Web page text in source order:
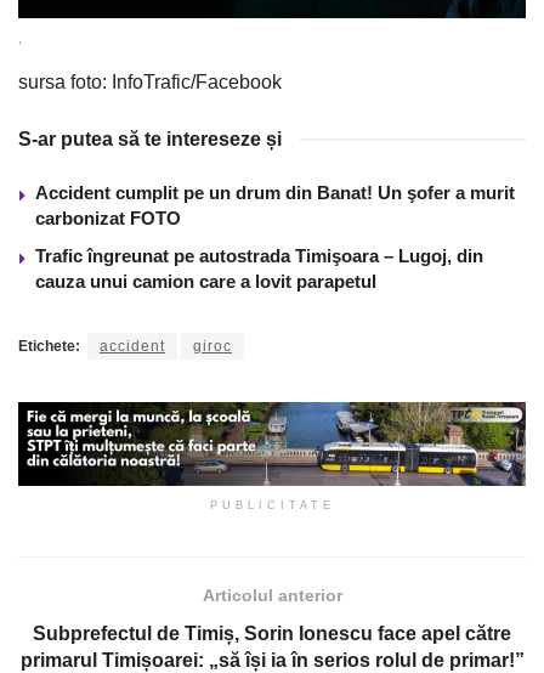
sursa foto: InfoTrafic/Facebook
S-ar putea să te intereseze și
Accident cumplit pe un drum din Banat! Un şofer a murit
carbonizat FOTO
Trafic îngreunat pe autostrada Timişoara – Lugoj, din
cauza unui camion care a lovit parapetul
Etichete: accident giroc
PUBLICITATE
Articolul anterior
Subprefectul de Timiș, Sorin Ionescu face apel către
primarul Timișoarei: „să își ia în serios rolul de primar!”